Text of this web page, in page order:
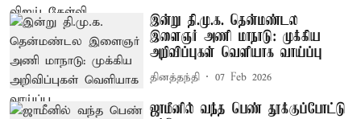
இன்று தி.மு.க. தென்மண்டல
இளைஞர் அணி மாநாடு: முக்கிய
அறிவிப்புகள் வெளியாக வாய்ப்பு
தினத்தந்தி 07 Feb 2026
ஜாமீனில் வந்த பெண் தூக்குப்போட்டு